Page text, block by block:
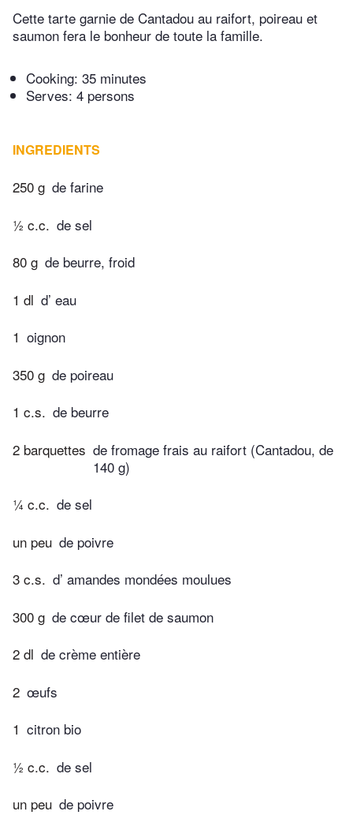
Cette tarte garnie de Cantadou au raifort, poireau et
saumon fera le bonheur de toute la famille.
Cooking: 35 minutes
Serves: 4 persons
INGREDIENTS
250 g de farine
½ c.c. de sel
80 g de beurre, froid
1 dl d’ eau
1 oignon
350 g de poireau
1 c.s. de beurre
2 barquettes de fromage frais au raifort (Cantadou, de
140 g)
¼ c.c. de sel
un peu de poivre
3 c.s. d’ amandes mondées moulues
300 g de cœur de filet de saumon
2 dl de crème entière
2 œufs
1 citron bio
½ c.c. de sel
un peu de poivre